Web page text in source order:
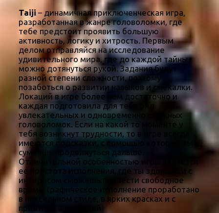
Taiji – динамичная приключенческая игра,
разработанная в жанре головоломки, где
тебе предстоит проявить большую
активность, логику и хитрость. Первым
делом отправляйся на исследование
удивительного мира, где до каждой тайны
можно дотянуться рукой. Задания будут
разной степени сложности, поэтому
позаботься о развитии навыков и смекалки.
Локаций в игре более чем достаточно и
каждая подготовила для тебя ряд
увлекательных и одновременно сложных
головоломок. Если на какой то моменте у
тебя возникнут трудности, то в игре всегда
имеются подсказки, с помощью которых ты
сумеешь продвинуться дальше.
Отличительной особенностью игры является
ее простота исполнения, где ты здорово и с
интересом сможешь провести свободное
время. Графическое исполнение проработано
в пиксельном стиле, в ярких красках и с
приятной анимацией.